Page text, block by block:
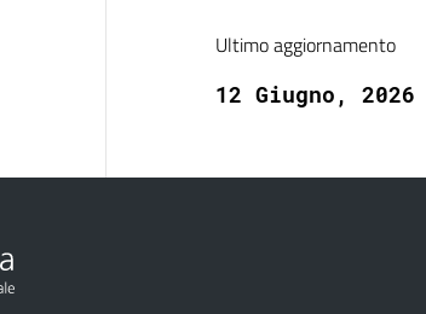
Ultimo aggiornamento
12 Giugno, 2026